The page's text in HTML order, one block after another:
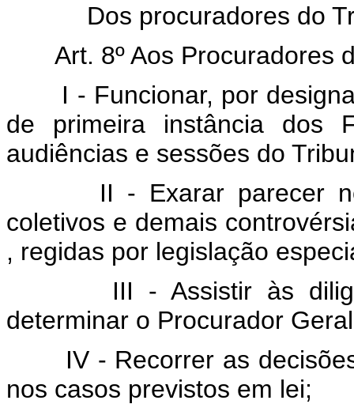
Dos procuradores do
Art. 8º Aos Procuradores
I - Funcionar, por
de primeira instância dos
audiências e sessões do
II - Exarar parecer
coletivos e demais
, regidas por legislação
III - Assistir às
determinar o Procurador
IV - Recorrer as
nos casos previstos em lei;